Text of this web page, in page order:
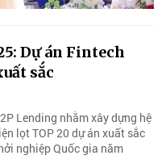
Dự án Fintech
sắc
Lending nhằm xây dựng hệ
lọt TOP 20 dự án xuất sắc
nghiệp Quốc gia năm